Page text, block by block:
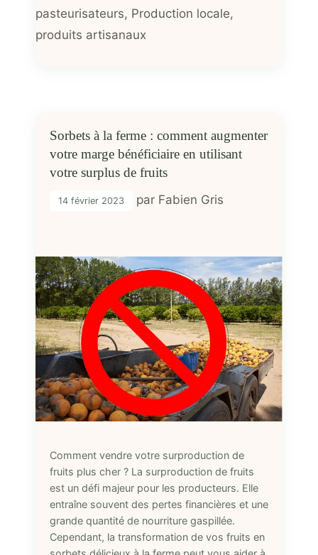
pasteurisateurs, Production locale,
produits artisanaux
Sorbets à la ferme : comment augmenter
votre marge bénéficiaire en utilisant
votre surplus de fruits
14 février 2023 par Fabien Gris
Comment vendre votre surproduction de
fruits plus cher ? La surproduction de fruits
est un défi majeur pour les producteurs. Elle
entraîne souvent des pertes financières et une
grande quantité de nourriture gaspillée.
Cependant, la transformation de vos fruits en